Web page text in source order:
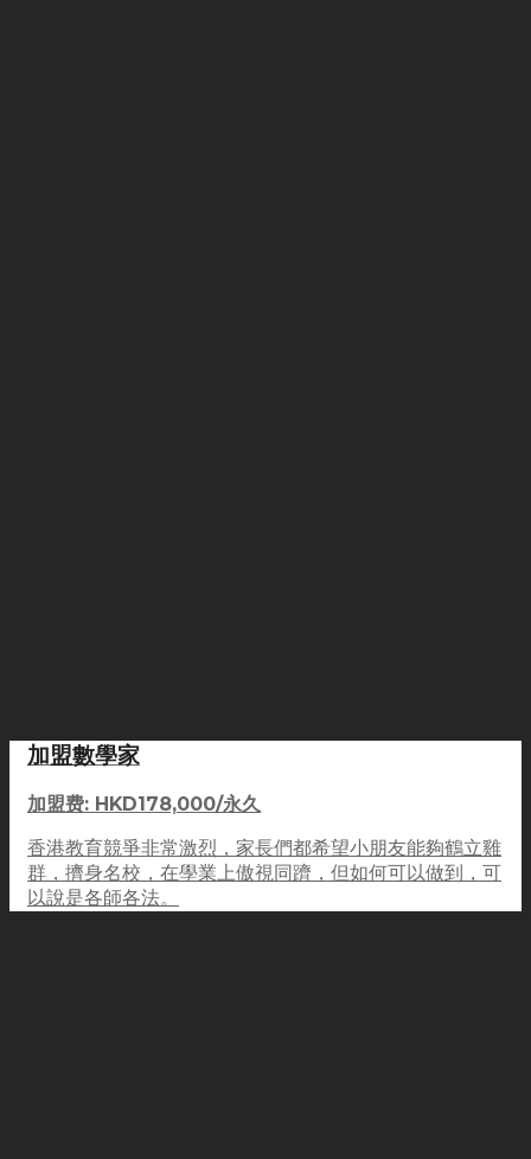
加盟數學家
加盟费: HKD178,000/永久
香港教育競爭非常激烈，家長們都希望小朋友能夠鶴立雞
群，擠身名校，在學業上傲視同躋，但如何可以做到，可
以說是各師各法。